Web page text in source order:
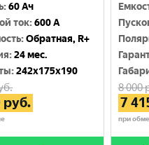
:60 Ач
ток:600 A
:Обратная, R+
:24 мес.
:242x175x190
руб.
8 000
7
при